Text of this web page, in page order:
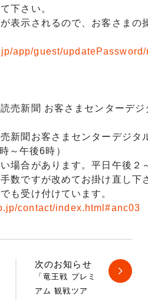
下さい。
表示されるので、お客さまの
app/guest/
売新聞 お客さまセンターデ
新聞お客さまセンターデジタ
～午後6時）
場合があります。平日午後２
数ですが改めてお掛け直し下
も受け付けています。
contact/index.html#anc03
次のお知らせ
「竜王戦 プレミ
アム 観戦ツア